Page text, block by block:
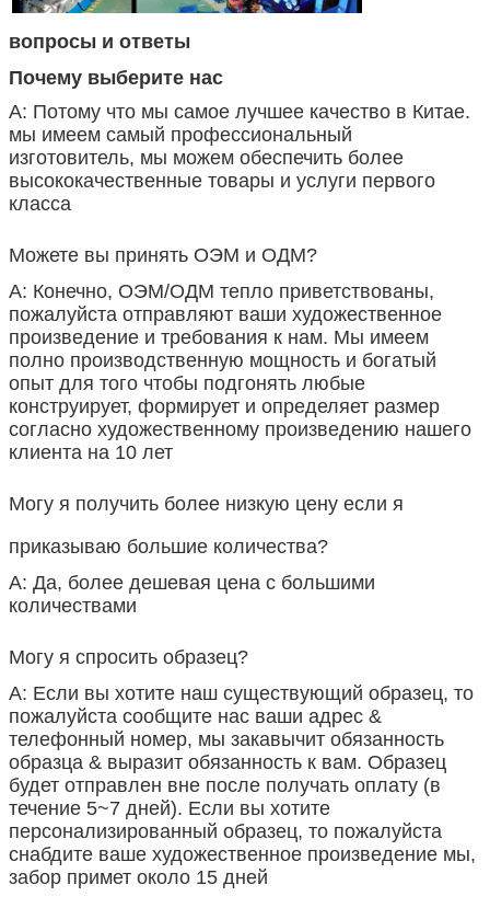
вопросы и ответы
Почему выберите нас
А: Потому что мы самое лучшее качество в Китае.
мы имеем самый профессиональный
изготовитель, мы можем обеспечить более
высококачественные товары и услуги первого
класса
Можете вы принять ОЭМ и ОДМ?
А: Конечно, ОЭМ/ОДМ тепло приветствованы,
пожалуйста отправляют ваши художественное
произведение и требования к нам. Мы имеем
полно производственную мощность и богатый
опыт для того чтобы подгонять любые
конструирует, формирует и определяет размер
согласно художественному произведению нашего
клиента на 10 лет
Могу я получить более низкую цену если я
приказываю большие количества?
А: Да, более дешевая цена с большими
количествами
Могу я спросить образец?
А: Если вы хотите наш существующий образец, то
пожалуйста сообщите нас ваши адрес &
телефонный номер, мы закавычит обязанность
образца & выразит обязанность к вам. Образец
будет отправлен вне после получать оплату (в
течение 5~7 дней). Если вы хотите
персонализированный образец, то пожалуйста
снабдите ваше художественное произведение мы,
забор примет около 15 дней